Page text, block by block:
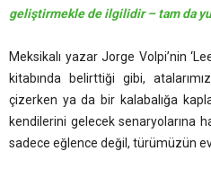
geliştirmekle de ilgilidir – tam da
Meksikalı yazar Jorge Volpi’nin
kitabında belirttiği gibi,
çizerken ya da bir kalabalığa
kendilerini gelecek senaryolarına
sadece eğlence değil, türümüzün